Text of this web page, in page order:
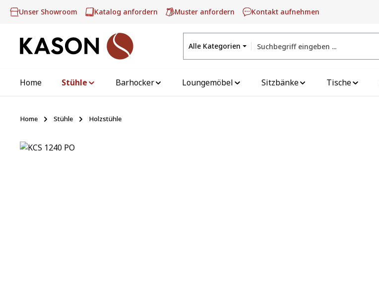
Hauptinhalt springen
Zur Suche springen
Zur Hauptnavigation springen
Unser Showroom Katalog anfordern Muster anfordern Kontakt aufnehmen
Alle Kategorien
Home Stühle Barhocker Loungemöbel Sitzbänke Tische
Home Stühle Holzstühle
Bildergalerie überspringen